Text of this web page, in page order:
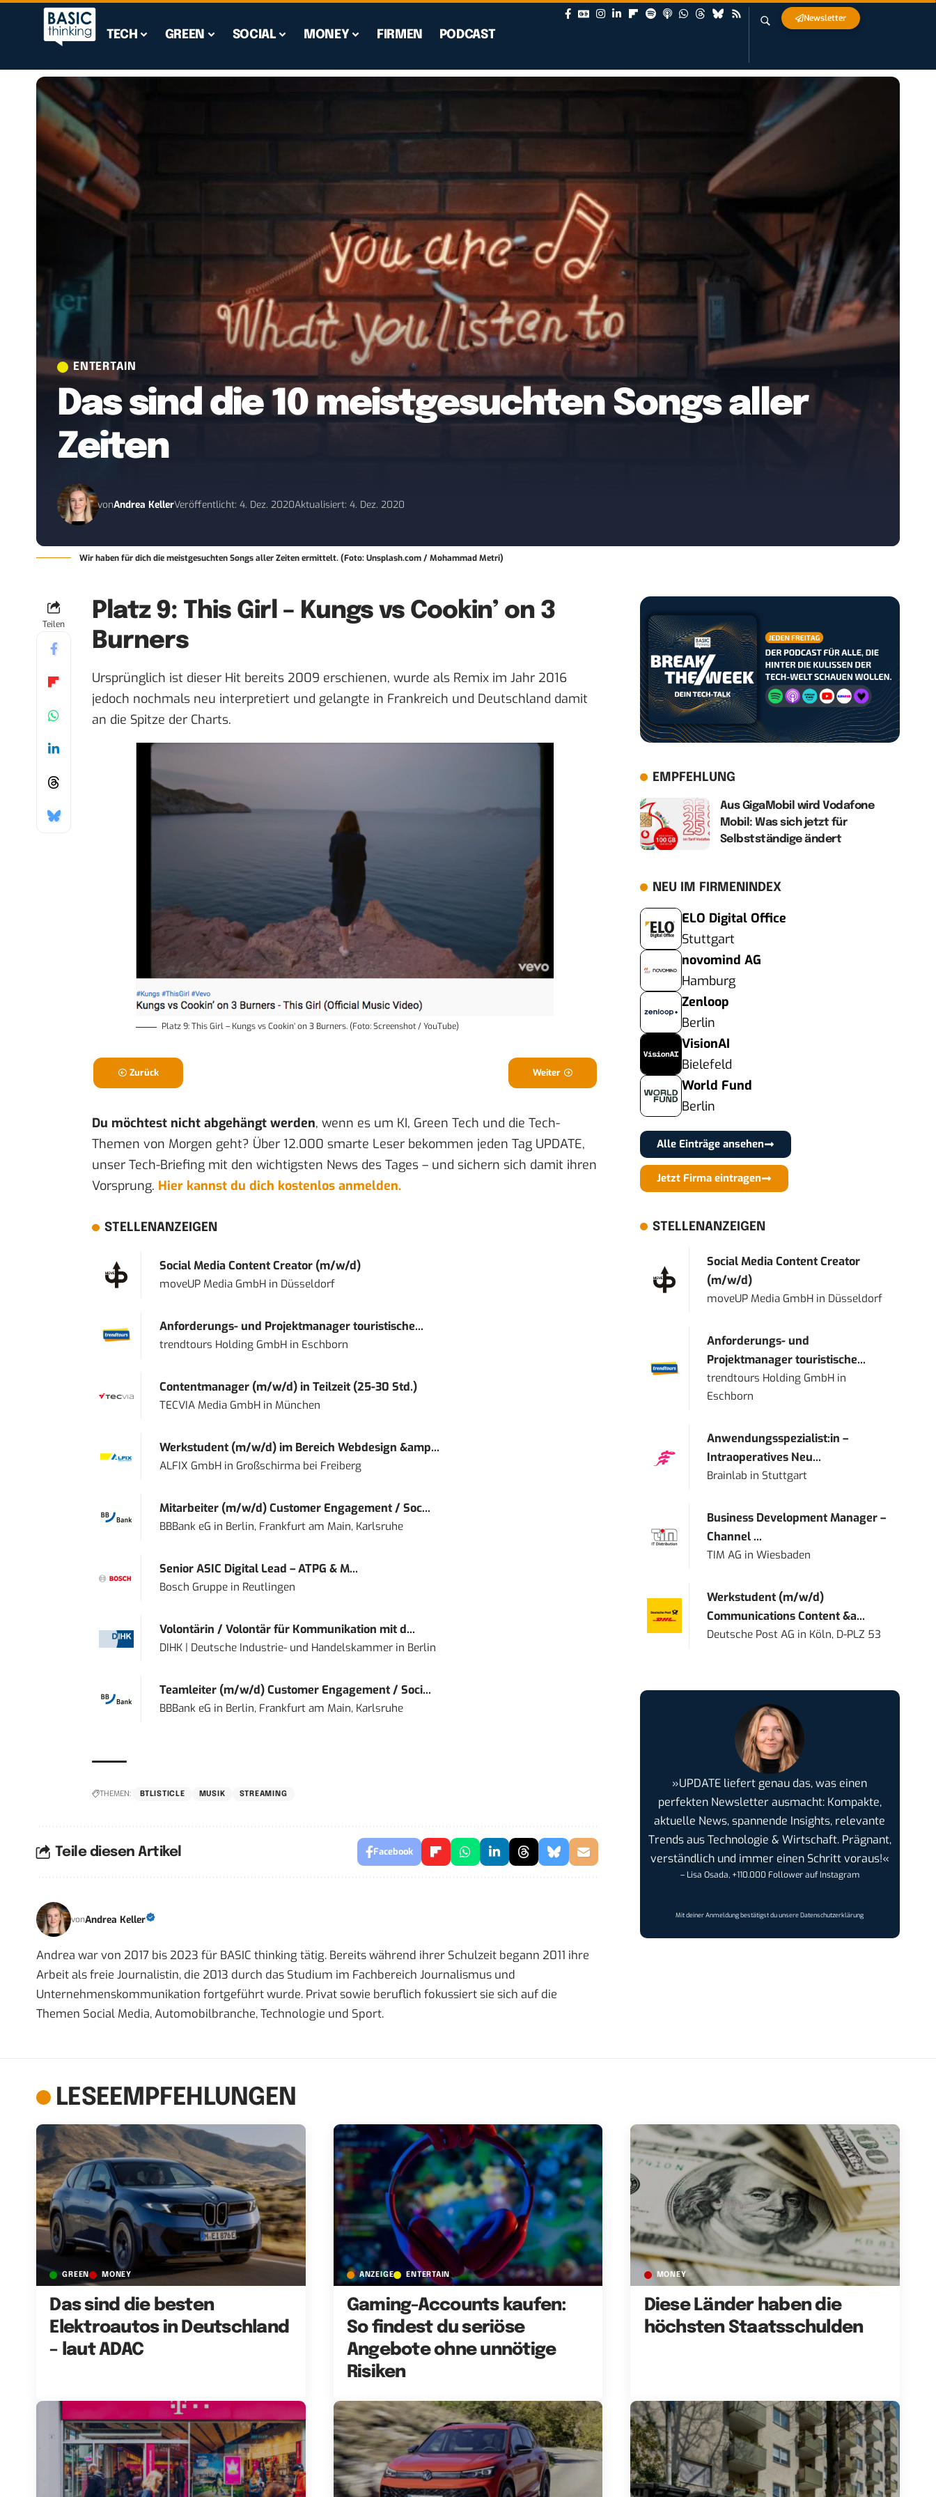
TECH GREEN SOCIAL MONEY FIRMEN PODCAST
Newsletter
ENTERTAIN
Das sind die 10 meistgesuchten Songs aller
Zeiten
vonAndrea KellerVeröffentlicht: 4. Dez. 2020Aktualisiert: 4. Dez. 2020
Wir haben für dich die meistgesuchten Songs aller Zeiten ermittelt. (Foto: Unsplash.com / Mohammad Metri)
Teilen
Platz 9: This Girl – Kungs vs Cookin’ on 3
Burners
Ursprünglich ist dieser Hit bereits 2009 erschienen, wurde als Remix im Jahr 2016
jedoch nochmals neu interpretiert und gelangte in Frankreich und Deutschland damit
an die Spitze der Charts.
Platz 9: This Girl – Kungs vs Cookin’ on 3 Burners. (Foto: Screenshot / YouTube)
Zurück Weiter
Du möchtest nicht abgehängt werden, wenn es um KI, Green Tech und die Tech-
Themen von Morgen geht? Über 12.000 smarte Leser bekommen jeden Tag UPDATE,
unser Tech-Briefing mit den wichtigsten News des Tages – und sichern sich damit ihren
Vorsprung. Hier kannst du dich kostenlos anmelden.
STELLENANZEIGEN
Social Media Content Creator (m/w/d)
moveUP Media GmbHin Düsseldorf
Anforderungs- und Projektmanager touristische...
trendtours Holding GmbHin Eschborn
Contentmanager (m/w/d) in Teilzeit (25-30 Std.)
TECVIA Media GmbHin München
Werkstudent (m/w/d) im Bereich Webdesign &amp...
ALFIX GmbHin Großschirma bei Freiberg
Mitarbeiter (m/w/d) Customer Engagement / Soc...
BBBank eG in Berlin, Frankfurt am Main, Karlsruhe
Senior ASIC Digital Lead – ATPG & M...
Bosch Gruppein Reutlingen
Volontärin / Volontär für Kommunikation mit d...
DIHK | Deutsche Industrie- und Handelskammerin Berlin
Teamleiter (m/w/d) Customer Engagement / Soci...
BBBank eG in Berlin, Frankfurt am Main, Karlsruhe
THEMEN: BTLISTICLE MUSIK STREAMING
Teile diesen Artikel Facebook
vonAndrea Keller
Andrea war von 2017 bis 2023 für BASIC thinking tätig. Bereits während ihrer Schulzeit begann 2011 ihre
Arbeit als freie Journalistin, die 2013 durch das Studium im Fachbereich Journalismus und
Unternehmenskommunikation fortgeführt wurde. Privat sowie beruflich fokussiert sie sich auf die
Themen Social Media, Automobilbranche, Technologie und Sport.
EMPFEHLUNG
Aus GigaMobil wird Vodafone
Mobil: Was sich jetzt für
Selbstständige ändert
NEU IM FIRMENINDEX
ELO Digital Office
Stuttgart
novomind AG
Hamburg
Zenloop
Berlin
VisionAI
Bielefeld
World Fund
Berlin
Alle Einträge ansehen
Jetzt Firma eintragen
STELLENANZEIGEN
Social Media Content Creator
(m/w/d)
moveUP Media GmbH in Düsseldorf
Anforderungs- und
Projektmanager touristische...
trendtours Holding GmbH in
Eschborn
Anwendungsspezialist:in –
Intraoperatives Neu...
Brainlab in Stuttgart
Business Development Manager –
Channel ...
TIM AG inWiesbaden
Werkstudent (m/w/d)
Communications Content &a...
Deutsche Post AG in Köln, D-PLZ 53
»UPDATE liefert genau das, was einen
perfekten Newsletter ausmacht: Kompakte,
aktuelle News, spannende Insights, relevante
Trends aus Technologie & Wirtschaft. Prägnant,
verständlich und immer einen Schritt voraus!«
– Lisa Osada, +110.000 Follower auf Instagram
Mit deiner Anmeldung bestätigst du unsereDatenschutzerklärung
LESEEMPFEHLUNGEN
GREEN MONEY
Das sind die besten
Elektroautos in Deutschland
– laut ADAC
ANZEIGE ENTERTAIN
Gaming-Accounts kaufen:
So findest du seriöse
Angebote ohne unnötige
Risiken
MONEY
Diese Länder haben die
höchsten Staatsschulden